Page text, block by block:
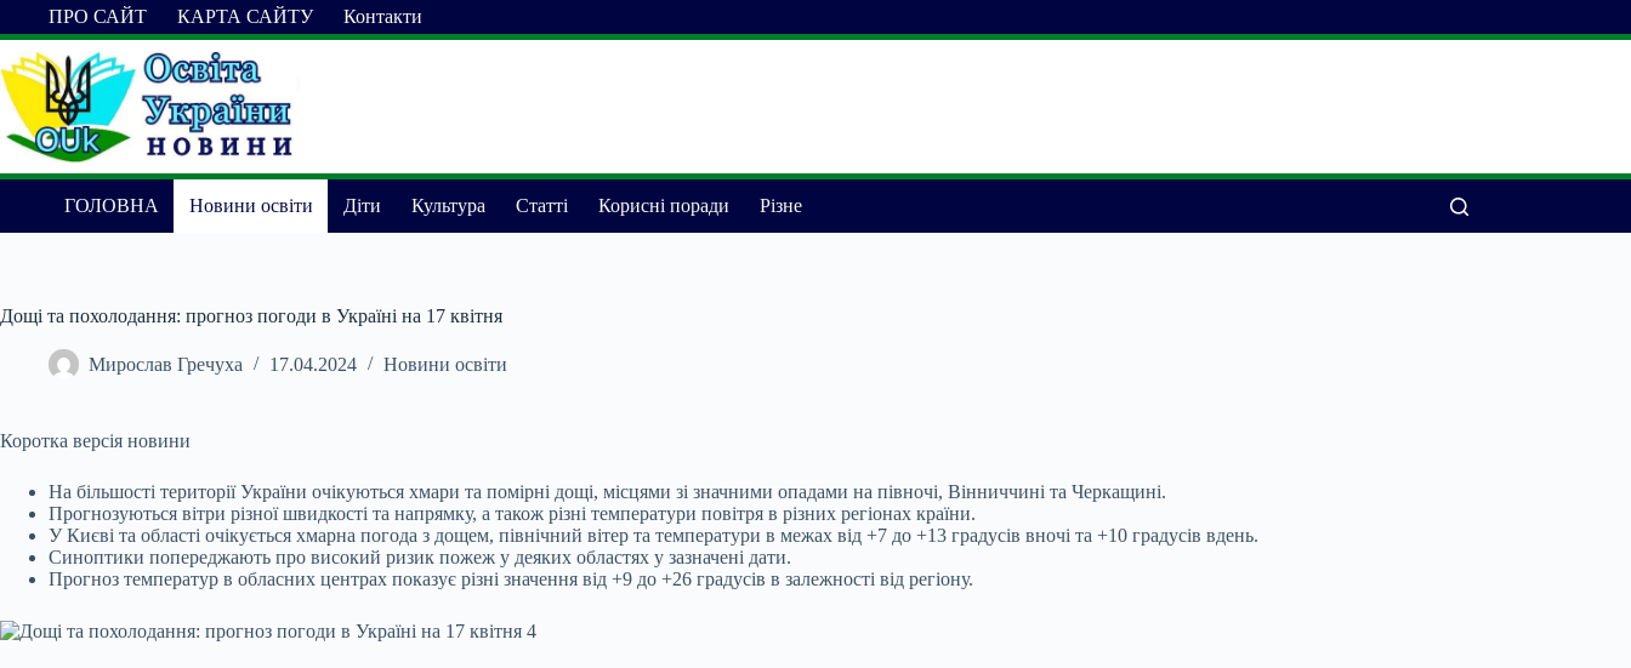
Перейти
до
вмісту
ПРО САЙТ КАРТА САЙТУ Контакти
ГОЛОВНА Новини освіти Діти Культура Статті Корисні поради Різне
Дощі та похолодання: прогноз погоди в Україні на 17 квітня
Мирослав Гречуха 17.04.2024 Новини освіти
Коротка версія новини
На більшості території України очікуються хмари та помірні дощі, місцями зі значними опадами на півночі, Вінниччині та Черкащині.
Прогнозуються вітри різної швидкості та напрямку, а також різні температури повітря в різних регіонах країни.
У Києві та області очікується хмарна погода з дощем, північний вітер та температури в межах від +7 до +13 градусів вночі та +10 градусів вдень.
Синоптики попереджають про високий ризик пожеж у деяких областях у зазначені дати.
Прогноз температур в обласних центрах показує різні значення від +9 до +26 градусів в залежності від регіону.